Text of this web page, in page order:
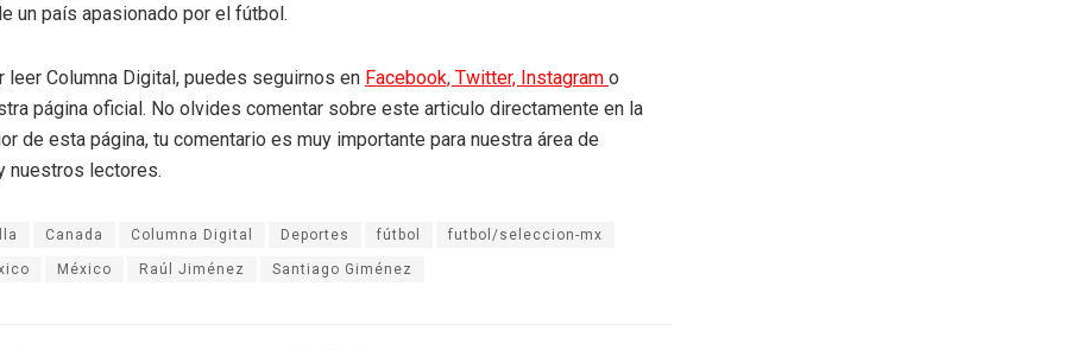
un país apasionado por el fútbol.
leer Columna Digital, puedes seguirnos en Facebook, Twitter, Instagram o
página oficial. No olvides comentar sobre este articulo directamente en la
de esta página, tu comentario es muy importante para nuestra área de
nuestros lectores.
Canada Columna Digital Deportes fútbol futbol/seleccion-mx
México Raúl Jiménez Santiago Giménez